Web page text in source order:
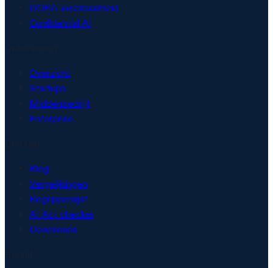
DORA-weerbaarheid
Confidential AI
Overzicht
Startups
Middenbedrijf
Enterprise
Blog
Vergelijkingen
Begrippenlijst
AI Act checker
Downloads